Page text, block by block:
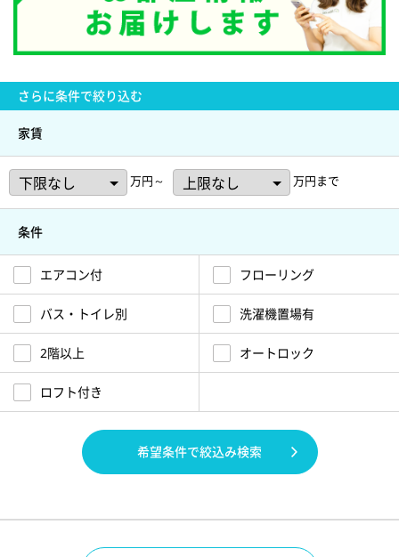
さらに条件で絞り込む
家賃
万円～ 万円まで
条件
エアコン付 フローリング
バス・トイレ別 洗濯機置場有
2階以上 オートロック
ロフト付き
希望条件で絞込み検索